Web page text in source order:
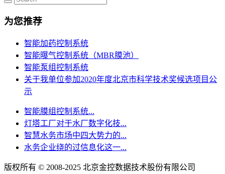
为您推荐
智能加药控制系统
智能曝气控制系统（MBR膜池）
智能泵组控制系统
关于我单位参加2020年度北京市科学技术奖候选项目公
示
智能膜组控制系统...
灯塔工厂对于水厂数字化技...
智慧水务市场中四大势力的...
水务企业绕的过信息化这一...
版权所有 © 2008-2025 北京金控数据技术股份有限公司